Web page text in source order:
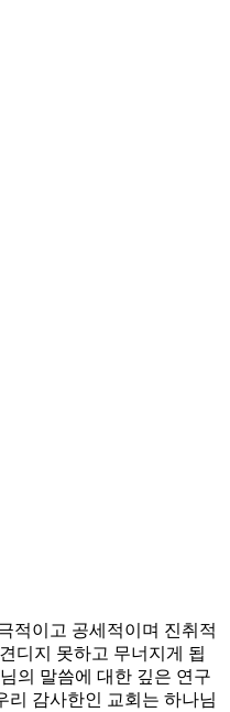
적이고 공세적이며 진취적
디지 못하고 무너지게 됩
의 말씀에 대한 깊은 연구
리 감사한인 교회는 하나님